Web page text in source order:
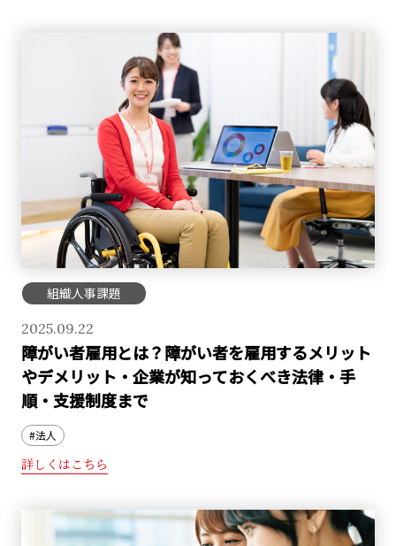
組織人事課題
2025.09.22
障がい者雇用とは？障がい者を雇用するメリット
やデメリット・企業が知っておくべき法律・手
順・支援制度まで
#法人
詳しくはこちら